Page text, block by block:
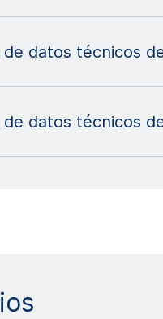
de datos técnicos
de datos técnicos